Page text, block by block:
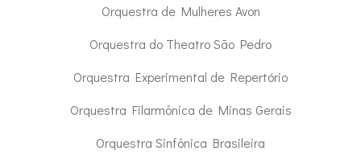
Orquestra de Mulheres Avon
Orquestra do Theatro São Pedro
Orquestra Experimental de Repertório
Orquestra Filarmônica de Minas Gerais
Orquestra Sinfônica Brasileira